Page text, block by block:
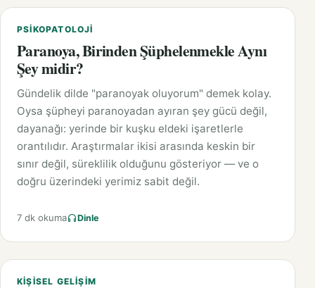
PSIKOPATOLOJI
Paranoya, Birinden Şüphelenmekle Aynı
Şey midir?
Gündelik dilde "paranoyak oluyorum" demek kolay.
Oysa şüpheyi paranoyadan ayıran şey gücü değil,
dayanağı: yerinde bir kuşku eldeki işaretlerle
orantılıdır. Araştırmalar ikisi arasında keskin bir
sınır değil, süreklilik olduğunu gösteriyor — ve o
doğru üzerindeki yerimiz sabit değil.
7 dk okuma Dinle
KIŞISEL GELIŞIM